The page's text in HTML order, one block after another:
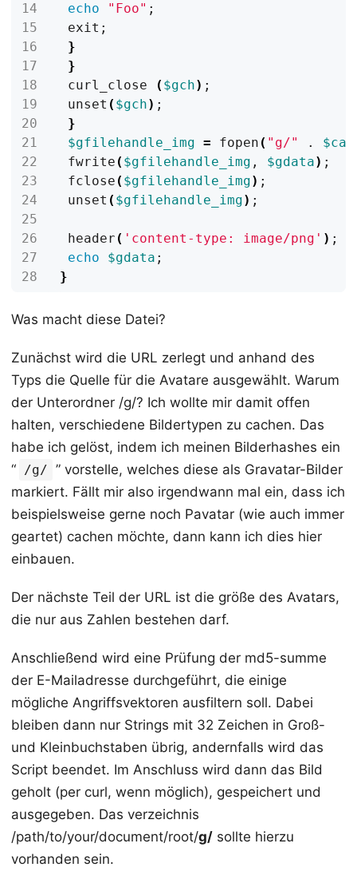
echo
"Foo" ;
exit ;
}
}
curl_close
( $gch) ;
unset ( $gch) ;
}
$gfilehandle_img = fopen ( "g/" .
fwrite ( $gfilehandle_img , $gdata) ;
fclose ( $gfilehandle_img) ;
unset ( $gfilehandle_img) ;
header ( 'content-type: image/png' ) ;
echo
$gdata ;
}
Was macht diese Datei?
Zunächst wird die URL zerlegt und anhand des
Typs die Quelle für die Avatare ausgewählt. Warum
der Unterordner /g/? Ich wollte mir damit offen
halten, verschiedene Bildertypen zu cachen. Das
habe ich gelöst, indem ich meinen Bilderhashes ein
“ /g/ ” vorstelle, welches diese als Gravatar-Bilder
markiert. Fällt mir also irgendwann mal ein, dass ich
beispielsweise gerne noch Pavatar (wie auch immer
geartet) cachen möchte, dann kann ich dies hier
einbauen.
Der nächste Teil der URL ist die größe des Avatars,
die nur aus Zahlen bestehen darf.
Anschließend wird eine Prüfung der md5-summe
der E-Mailadresse durchgeführt, die einige
mögliche Angriffsvektoren ausfiltern soll. Dabei
bleiben dann nur Strings mit 32 Zeichen in Groß-
und Kleinbuchstaben übrig, andernfalls wird das
Script beendet. Im Anschluss wird dann das Bild
geholt (per curl, wenn möglich), gespeichert und
ausgegeben. Das verzeichnis
/path/to/your/document/root/g/ sollte hierzu
vorhanden sein.